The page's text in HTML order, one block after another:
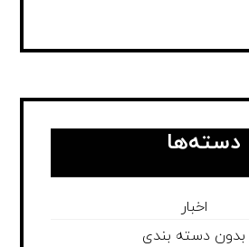
دسته‌ها
اخبار
بدون دسته بندی